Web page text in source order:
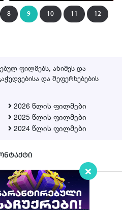
8 9 10 11 12
ფილმებს, ანიმეს და
და შეფერხებების
2026 წლის ფილმები
2025 წლის ფილმები
2024 წლის ფილმები
© 2026